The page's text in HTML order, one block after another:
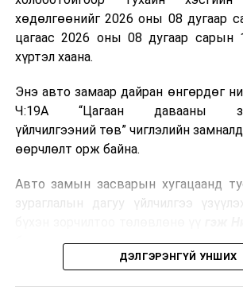
авах боломжтой аж.
байна. Тухайлбал, Германд лаг
гарсан үнснээс фосфор сэргээн
ашигладаг бол Нидерландад
боловсруулах үйлдвэрүүдээр
Ийнхүү лаг хатаах, шатаах
улсад өргөн ашиглаж байна.
хөдөлгөөнийг 2026 оны 08 дугаар
цагаас 2026 оны 08 дугаар сарын
хүртэл хаана.
Энэ авто замаар дайран өнгөрдөг
Ч:19А “Цагаан давааны
үйлчилгээний төв” чиглэлийн
өөрчлөлт орж байна.
Авто замын засварын хугацаанд
зураглалын дагуу үйлчилгээ
бодлогын газраас мэдээллээ.
ДЭЛГЭРЭНГҮЙ УНШИХ